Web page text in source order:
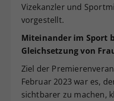
Vizekanzler und
vorgestellt.
Miteinander im Sport
Gleichsetzung von
Ziel der
Februar 2023 war es,
sichtbarer zu machen,